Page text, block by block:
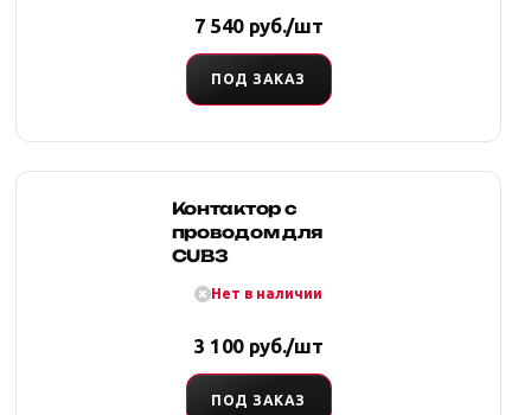
7 540 руб./шт
ПОД ЗАКАЗ
Контактор с
проводом для
CUB3
Нет в наличии
3 100 руб./шт
ПОД ЗАКАЗ